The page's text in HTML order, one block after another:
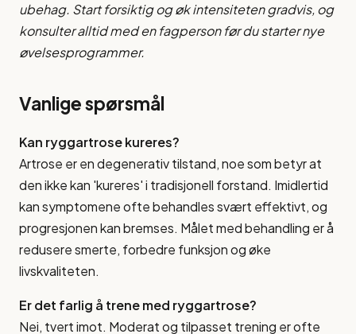
ubehag. Start forsiktig og øk intensiteten gradvis, og
konsulter alltid med en fagperson før du starter nye
øvelsesprogrammer.
Vanlige spørsmål
Kan ryggartrose kureres?
Artrose er en degenerativ tilstand, noe som betyr at
den ikke kan 'kureres' i tradisjonell forstand. Imidlertid
kan symptomene ofte behandles svært effektivt, og
progresjonen kan bremses. Målet med behandling er å
redusere smerte, forbedre funksjon og øke
livskvaliteten.
Er det farlig å trene med ryggartrose?
Nei, tvert imot. Moderat og tilpasset trening er ofte